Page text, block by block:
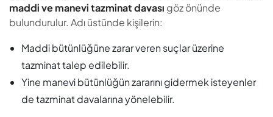
maddi ve manevi tazminat davası göz önünde
bulundurulur. Adı üstünde kişilerin:
Maddi bütünlüğüne zarar veren suçlar üzerine
tazminat talep edilebilir.
Yine manevi bütünlüğün zararını gidermek isteyenler
de tazminat davalarına yönelebilir.